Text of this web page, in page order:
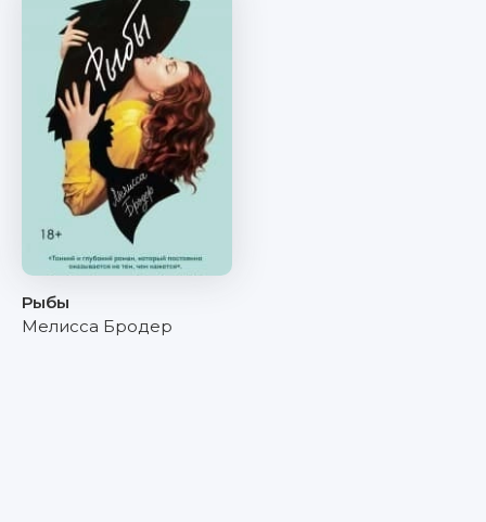
Рыбы
Мелисса Бродер